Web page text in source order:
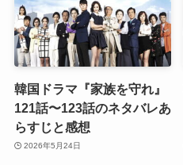
韓国ドラマ『家族を守れ』
121話〜123話のネタバレあ
らすじと感想
2026年5月24日